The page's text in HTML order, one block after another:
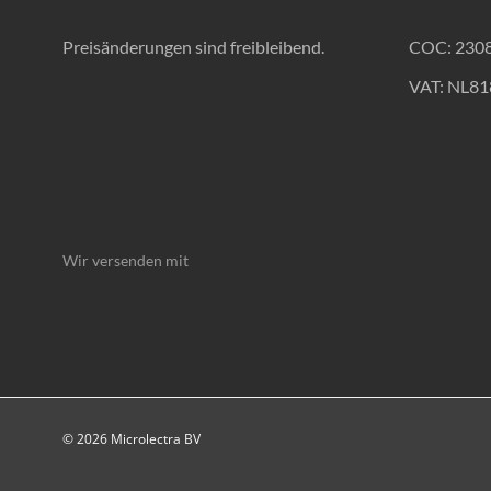
Preisänderungen sind freibleibend.
COC:
VAT:
Wir versenden mit
© 2026 Microlectra BV